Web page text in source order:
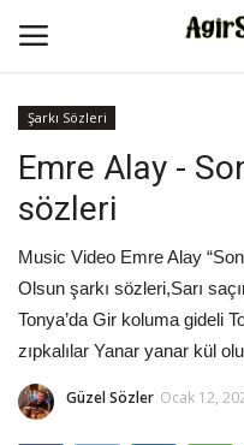
Anasayfa
İletişim
Aşk Sözleri
Güzel Sözler
Şarkı Sözleri
Emre Alay -
sözleri
Music Video Emre Alay
Olsun şarkı sözleri,Sarı
Tonya’da Gir koluma gideli
zıpkalılar Yanar yanar kül
Güzel Sözler Ocak 12,